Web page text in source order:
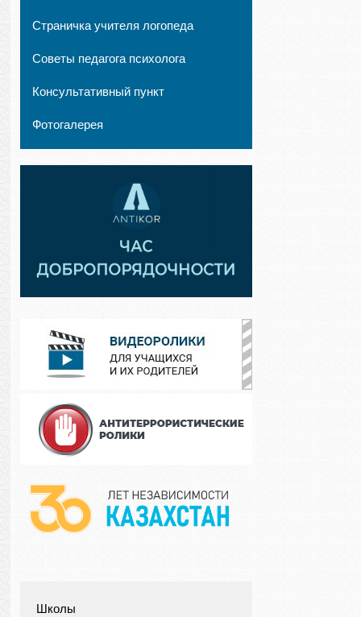
Страничка учителя логопеда
Советы педагога психолога
Консультативный пункт
Фотогалерея
Школы